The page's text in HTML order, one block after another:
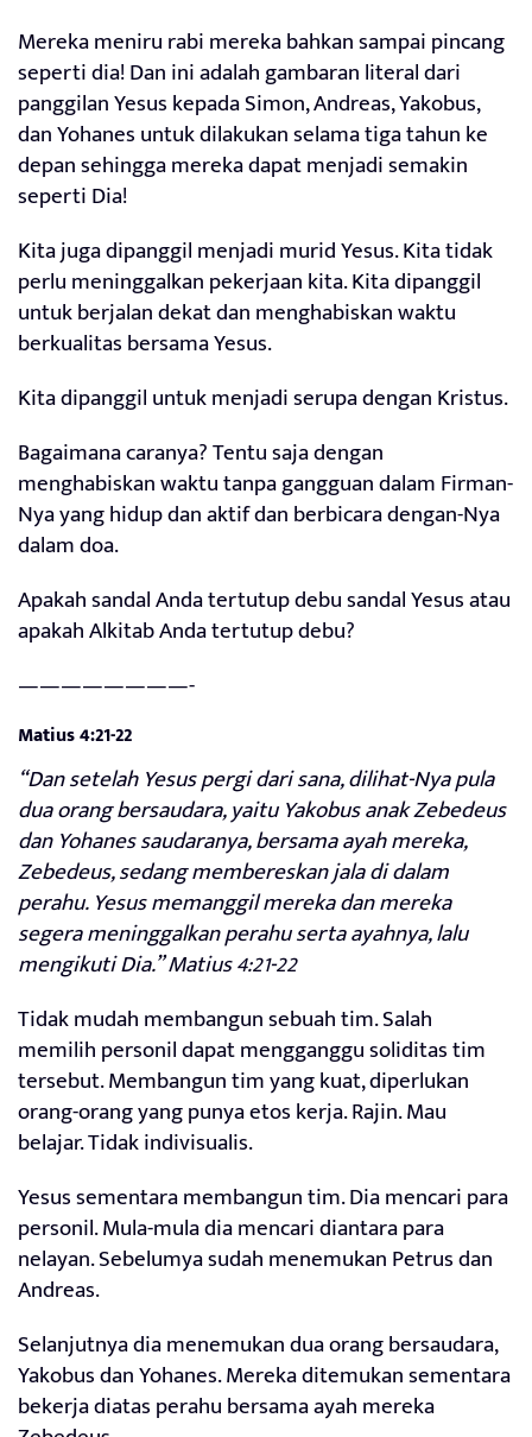
Mereka meniru rabi mereka bahkan sampai pincang
seperti dia! Dan ini adalah gambaran literal dari
panggilan Yesus kepada Simon, Andreas, Yakobus,
dan Yohanes untuk dilakukan selama tiga tahun ke
depan sehingga mereka dapat menjadi semakin
seperti Dia!
Kita juga dipanggil menjadi murid Yesus. Kita tidak
perlu meninggalkan pekerjaan kita. Kita dipanggil
untuk berjalan dekat dan menghabiskan waktu
berkualitas bersama Yesus.
Kita dipanggil untuk menjadi serupa dengan Kristus.
Bagaimana caranya? Tentu saja dengan
menghabiskan waktu tanpa gangguan dalam Firman-
Nya yang hidup dan aktif dan berbicara dengan-Nya
dalam doa.
Apakah sandal Anda tertutup debu sandal Yesus atau
apakah Alkitab Anda tertutup debu?
————————-
Matius 4:21-22
“Dan setelah Yesus pergi dari sana, dilihat-Nya pula
dua orang bersaudara, yaitu Yakobus anak Zebedeus
dan Yohanes saudaranya, bersama ayah mereka,
Zebedeus, sedang membereskan jala di dalam
perahu. Yesus memanggil mereka dan mereka
segera meninggalkan perahu serta ayahnya, lalu
mengikuti Dia.” Matius 4:21-22
Tidak mudah membangun sebuah tim. Salah
memilih personil dapat mengganggu soliditas tim
tersebut. Membangun tim yang kuat, diperlukan
orang-orang yang punya etos kerja. Rajin. Mau
belajar. Tidak indivisualis.
Yesus sementara membangun tim. Dia mencari para
personil. Mula-mula dia mencari diantara para
nelayan. Sebelumya sudah menemukan Petrus dan
Andreas.
Selanjutnya dia menemukan dua orang bersaudara,
Yakobus dan Yohanes. Mereka ditemukan sementara
bekerja diatas perahu bersama ayah mereka